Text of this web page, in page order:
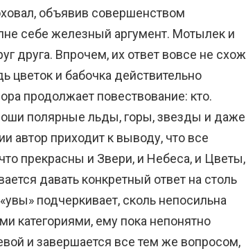
объявив совершенством
себе железный аргумент. Мотылек и
друга. Впрочем, их ответ вовсе не схож
цветок и бабочка действительно
продолжает повествование: кто.
полярные льды, горы, звезды и даже
автор приходит к выводу, что все
прекрасны и Звери, и Небеса, и Цветы,
давать конкретный ответ на столь
подчеркивает, сколь непосильна
категориями, ему пока непонятно
и завершается все тем же вопросом,